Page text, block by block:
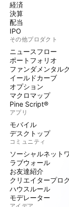
経済
決算
配当
IPO
その他プロダクト
ニュースフロー
ポートフォリオ
ファンダメンタル
イールドカーブ
オプション
マクロマップ
Pine Script®
アプリ
モバイル
デスクトップ
コミュニティ
ソーシャルネット
ラブウォール
お友達紹介
クリエイタープロ
ハウスルール
モデレーター